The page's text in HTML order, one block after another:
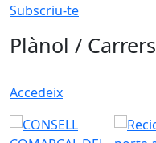
Subscriu-te
Plànol / Carrers
Accedeix